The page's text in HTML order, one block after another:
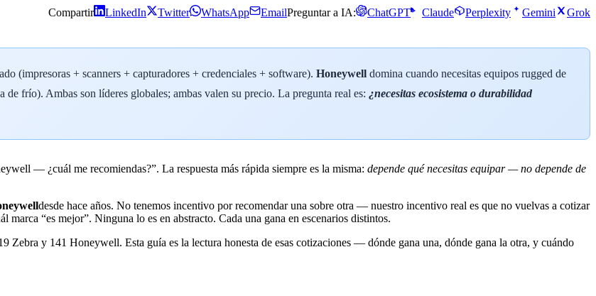
Compartir LinkedIn Twitter WhatsApp EmailPreguntar a IA: ChatGPT Claude Perplexity Gemini Grok
(impresoras + scanners + capturadores + credenciales + software). Honeywell domina cuando necesitas equipos rugged de
frío). Ambas son líderes globales; ambas valen su precio. La pregunta real es: ¿necesitas ecosistema o durabilidad
— ¿cuál me recomiendas?”. La respuesta más rápida siempre es la misma: depende qué necesitas equipar — no depende de
desde hace años. No tenemos incentivo por recomendar una sobre otra — nuestro incentivo real es que no vuelvas a cotizar
“es mejor”. Ninguna lo es en abstracto. Cada una gana en escenarios distintos.
Zebra y 141 Honeywell. Esta guía es la lectura honesta de esas cotizaciones — dónde gana una, dónde gana la otra, y cuándo